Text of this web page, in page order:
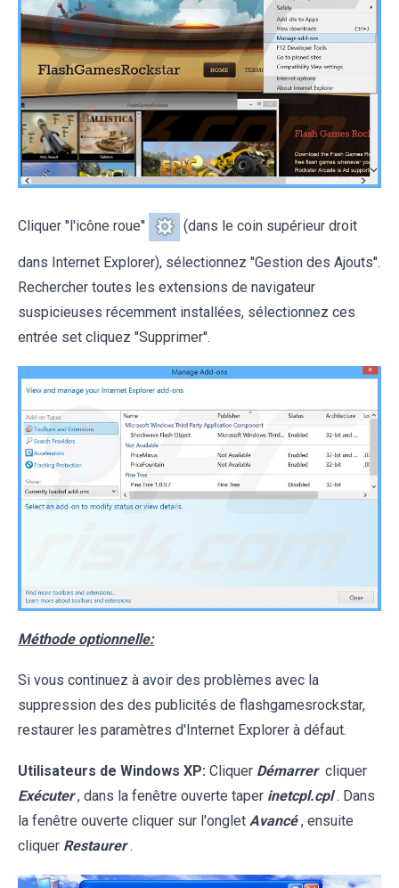
Cliquer ''l'icône roue'' (dans le coin supérieur droit
dans Internet Explorer), sélectionnez ''Gestion des Ajouts''.
Rechercher toutes les extensions de navigateur
suspicieuses récemment installées, sélectionnez ces
entrée set cliquez ''Supprimer''.
Méthode optionnelle:
Si vous continuez à avoir des problèmes avec la
suppression des des publicités de flashgamesrockstar,
restaurer les paramètres d'Internet Explorer à défaut.
Utilisateurs de Windows XP: Cliquer Démarrer cliquer
Exécuter , dans la fenêtre ouverte taper inetcpl.cpl . Dans
la fenêtre ouverte cliquer sur l'onglet Avancé , ensuite
cliquer Restaurer .